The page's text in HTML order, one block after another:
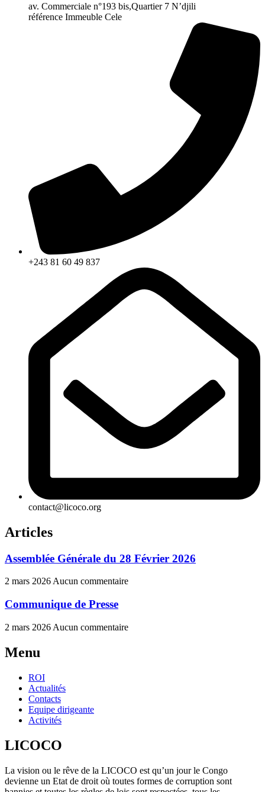
av. Commerciale n°193 bis,Quartier 7 N’djili
référence Immeuble Cele
+243 81 60 49 837
contact@licoco.org
Articles
Assemblée Générale du 28 Février 2026
2 mars 2026Aucun commentaire
Communique de Presse
2 mars 2026 Aucun commentaire
Menu
ROI
Actualités
Contacts
Equipe dirigeante
Activités
LICOCO
La vision ou le rêve de la LICOCO est qu’un jour le Congo
devienne un Etat de droit où toutes formes de corruption sont